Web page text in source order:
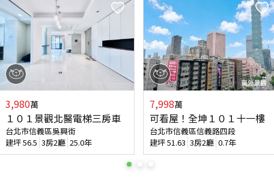
3,980萬
１０１景觀北醫電梯三房車
台北市信義區吳興街
建坪56.5 3房2廳 25.0年
7,998萬
可看屋！全坤１０１十一樓
台北市信義區信義路四段
建坪51.63 3房2廳 0.7年